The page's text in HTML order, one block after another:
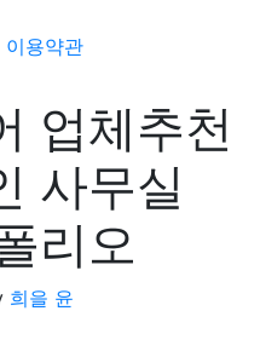
이용약관
업체추천
사무실
리오
희을 윤